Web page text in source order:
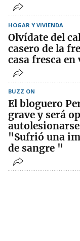
HOGAR Y VIVIENDA
Olvídate del
casero de la
casa fresca en
BUZZ ON
El bloguero
grave y será
"Sufrió una
de sangre "